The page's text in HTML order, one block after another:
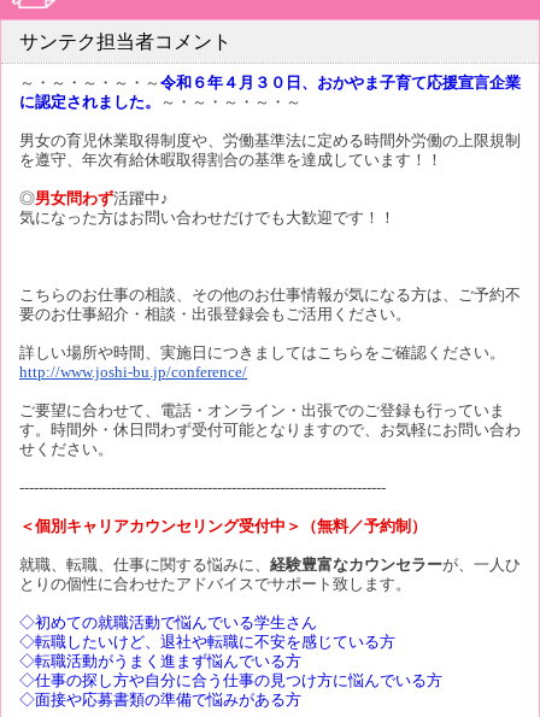
サンテク担当者コメント
～・～・～・～・～ 令和６年４月３０日、おかやま子育て応援宣言企業
に認定されました。
～・～・～・～・～
男女の育児休業取得制度や、労働基準法に定める時間外労働の上限規制
を遵守、年次有給休暇取得割合の基準を達成しています！！
◎男女問わず活躍中♪
気になった方はお問い合わせだけでも大歓迎です！！
こちらのお仕事の相談、その他のお仕事情報が気になる方は、ご予約不
要のお仕事紹介・相談・出張登録会もご活用ください。
詳しい場所や時間、実施日につきましてはこちらをご確認ください。
http://www.joshi-bu.jp/conference/
ご要望に合わせて、電話・オンライン・出張でのご登録も行っていま
す。時間外・休日問わず受付可能となりますので、お気軽にお問い合わ
せください。
----------------------------------------------------------------------------
＜個別キャリアカウンセリング受付中＞（無料／予約制）
就職、転職、仕事に関する悩みに、 経験豊富なカウンセラーが、一人ひ
とりの個性に合わせたアドバイスでサポート致します。
◇初めての就職活動で悩んでいる学生さん
◇転職したいけど、退社や転職に不安を感じている方
◇転職活動がうまく進まず悩んでいる方
◇仕事の探し方や自分に合う仕事の見つけ方に悩んでいる方
◇面接や応募書類の準備で悩みがある方